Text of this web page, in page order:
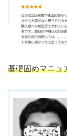
基礎固めマニュ